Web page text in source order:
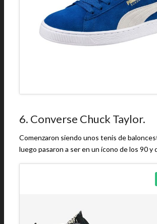
6. Converse Chuck Taylor.
Comenzaron siendo unos tenis de
luego pasaron a ser en un ícono de los 90 y